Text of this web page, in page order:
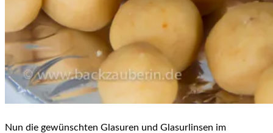
Nun die gewünschten Glasuren und Glasurlinsen im